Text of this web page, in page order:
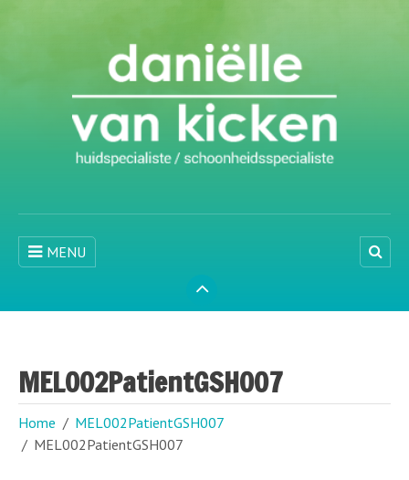
MENU
MEL002PatientGSH007
Home
MEL002PatientGSH007
MEL002PatientGSH007